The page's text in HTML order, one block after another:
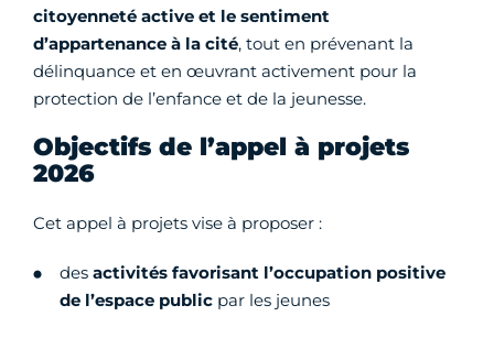
citoyenneté active et le sentiment
d’appartenance à la cité, tout en prévenant la
délinquance et en œuvrant activement pour la
protection de l’enfance et de la jeunesse.
Objectifs de l’appel à projets
2026
Cet appel à projets vise à proposer :
des activités favorisant l’occupation positive
de l’espace public par les jeunes